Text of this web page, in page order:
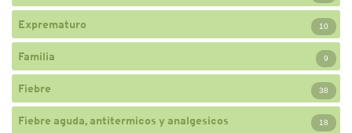
Exprematuro 10
Familia 9
Fiebre 38
Fiebre aguda, antitermicos y analgesicos 18